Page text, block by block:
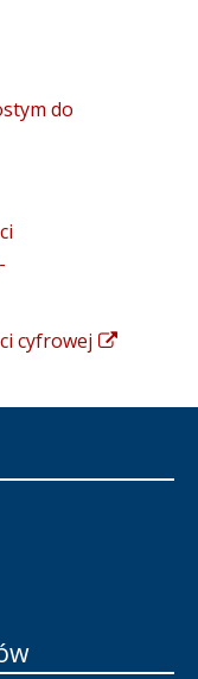
do
cyfrowej